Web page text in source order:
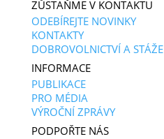
ZŮSTAŇME V KONTAKTU
ODEBÍREJTE NOVINKY
KONTAKTY
DOBROVOLNICTVÍ A STÁŽE
INFORMACE
PUBLIKACE
PRO MÉDIA
VÝROČNÍ ZPRÁVY
PODPOŘTE NÁS